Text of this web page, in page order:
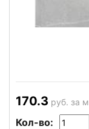
170.3 руб. за м
Кол-во: